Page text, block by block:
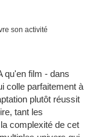
son activité
qu'en film - dans
colle parfaitement à
plutôt réussit
tant les
complexité de cet